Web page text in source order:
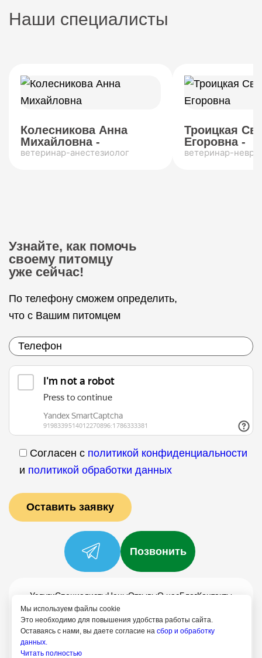
Наши специалисты
Колесникова Анна
Михайловна -
ветеринар-анестезиолог
Троицкая
Егоровна -
ветеринар-
Узнайте, как помочь
своему питомцу
уже сейчас!
По телефону сможем определить,
что с Вашим питомцем
Согласен с политикой конфиденциальности
и политикой обработки данных
Мы используем файлы cookie
Это необходимо для повышения удобства работы сайта.
Оставаясь с нами, вы даете согласие на сбор и обработку
данных.
Читать полностью
Позвонить
УслугиСпециалистыЦеныОтзывыО насБлогКонтакты
Политика конфиденциальности
Согласие на обработку
+7 (958) 795-61-54